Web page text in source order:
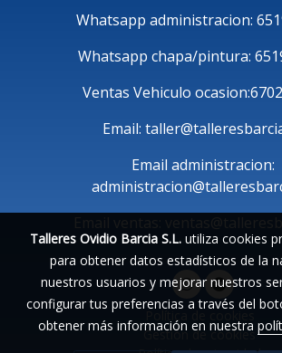
Whatsapp administracion:
Whatsapp chapa/pintura:
Ventas Vehiculo
Email:
Email administracion:
Gestión de cookies
Talleres Ovidio Barcia S.L.utiliza cookies
para obtener datos estadísticos de la
nuestros usuarios y mejorar nuestros
configurar tus preferencias a través del
obtener más información en nuestra